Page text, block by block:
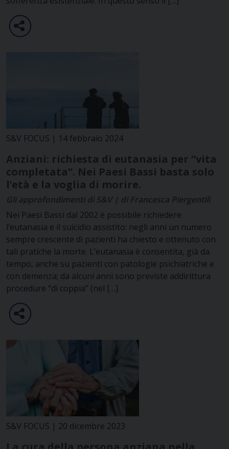
S&V FOCUS | 14 febbraio 2024
Anziani: richiesta di eutanasia per “vita
completata”. Nei Paesi Bassi basta solo
l’età e la voglia di morire.
Gli approfondimenti di S&V | di Francesca Piergentili
Nei Paesi Bassi dal 2002 è possibile richiedere
l’eutanasia e il suicidio assistito: negli anni un numero
sempre crescente di pazienti ha chiesto e ottenuto con
tali pratiche la morte. L’eutanasia è consentita, già da
tempo, anche su pazienti con patologie psichiatriche e
con demenza; da alcuni anni sono previste addirittura
procedure “di coppia” (nel […]
S&V FOCUS | 20 dicembre 2023